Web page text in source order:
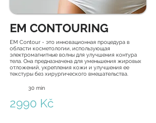
EM CONTOURING
EM Contour - это инновационная процедура в
области косметологии, использующая
электромагнитные волны для улучшения контура
тела. Она предназначена для уменьшения жировых
отложений, укрепления кожи и улучшения ее
текстуры без хирургического вмешательства.
30 min
2990 Kč